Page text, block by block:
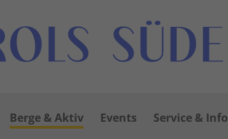
Berge & Aktiv Events Service & Info